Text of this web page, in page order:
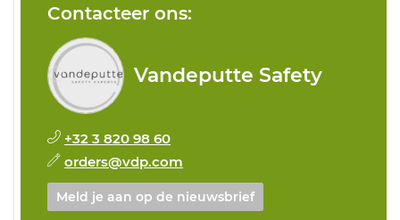
Contacteer ons:
Vandeputte Safety
+32 3 820 98 60
orders@vdp.com
Meld je aan op de nieuwsbrief